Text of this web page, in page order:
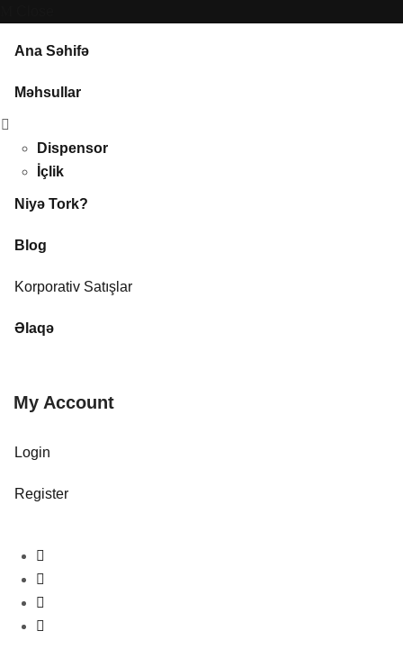
Ana Səhifə
Məhsullar
Dispensor
İçlik
Niyə Tork?
Blog
Korporativ Satışlar
Əlaqə
My Account
Login
Register